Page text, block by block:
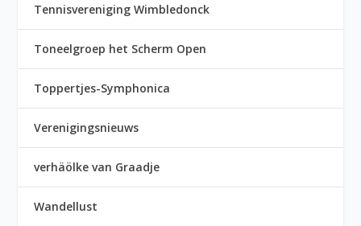
Tennisvereniging Wimbledonck
Toneelgroep het Scherm Open
Toppertjes-Symphonica
Verenigingsnieuws
verhäölke van Graadje
Wandellust